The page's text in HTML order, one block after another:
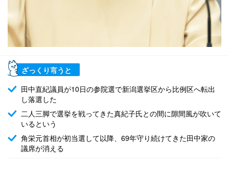
ざっくり言うと
田中直紀議員が10日の参院選で新潟選挙区から比例区へ転出
し落選した
二人三脚で選挙を戦ってきた真紀子氏との間に隙間風が吹いて
いるという
角栄元首相が初当選して以降、69年守り続けてきた田中家の
議席が消える